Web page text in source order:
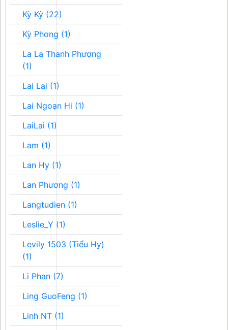
Kỳ Kỳ (22)
Kỳ Phong (1)
La La Thanh Phượng
(1)
Lai Lai (1)
Lai Ngoạn Hi (1)
LaiLai (1)
Lam (1)
Lan Hy (1)
Lan Phương (1)
Langtudien (1)
Leslie_Y (1)
Levily 1503 (Tiểu Hy)
(1)
Li Phan (7)
Ling GuoFeng (1)
Linh NT (1)